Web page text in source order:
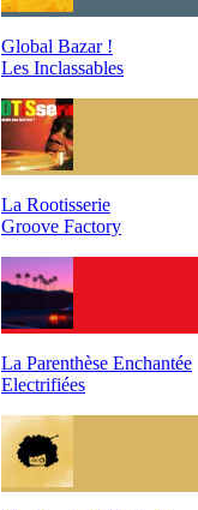
Global Bazar !
Les Inclassables
La Rootisserie
Groove Factory
La Parenthèse Enchantée
Electrifiées